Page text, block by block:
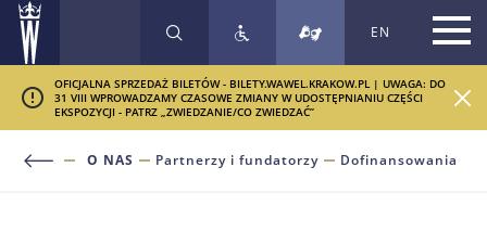
SZUKAJ EN
OFICJALNA SPRZEDAŻ BILETÓW - BILETY.WAWEL.KRAKOW.PL | UWAGA: DO
31 VIII WPROWADZAMY CZASOWE ZMIANY W UDOSTĘPNIANIU CZĘŚCI
EKSPOZYCJI - PATRZ „ZWIEDZANIE/CO ZWIEDZAĆ”
O NAS Partnerzy i fundatorzy Dofinansowania